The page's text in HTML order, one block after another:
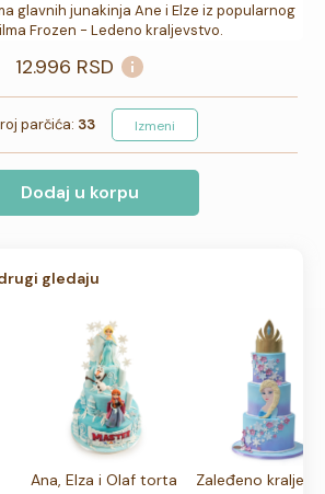
glavnih junakinja Ane i Elze iz popularnog
Frozen - Ledeno kraljevstvo.
12.996 RSD
parčića: 33 Izmeni
Dodaj u korpu
gledaju
Ana, Elza i Olaf torta Zaleđeno